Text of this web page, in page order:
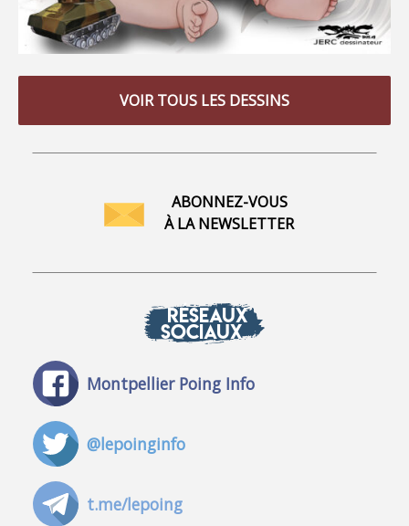
VOIR TOUS LES DESSINS
ABONNEZ-VOUS
À LA NEWSLETTER
RÉSEAUX
SOCIAUX
Montpellier Poing Info
@lepoinginfo
t.me/lepoing